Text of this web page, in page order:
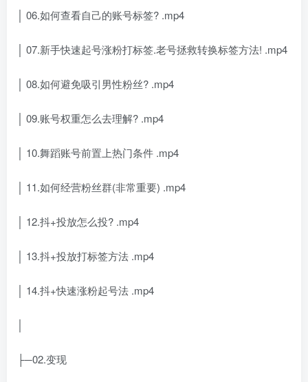
│ 06.如何查看自己的账号标签? .mp4
│ 07.新手快速起号涨粉打标签.老号拯救转换标签方法! .mp4
│ 08.如何避免吸引男性粉丝? .mp4
│ 09.账号权重怎么去理解? .mp4
│ 10.舞蹈账号前置上热门条件 .mp4
│ 11.如何经营粉丝群(非常重要) .mp4
│ 12.抖+投放怎么投? .mp4
│ 13.抖+投放打标签方法 .mp4
│ 14.抖+快速涨粉起号法 .mp4
│
├─02.变现